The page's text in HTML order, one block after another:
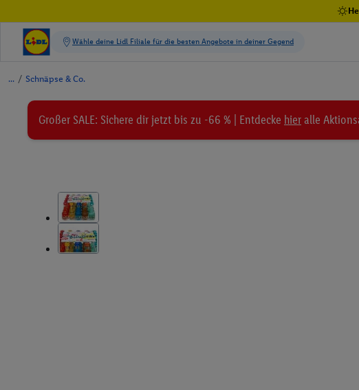
/ Schnäpse & Co.
Großer SALE: Sichere dir jetzt bis zu -66 % | Entdecke hier alle